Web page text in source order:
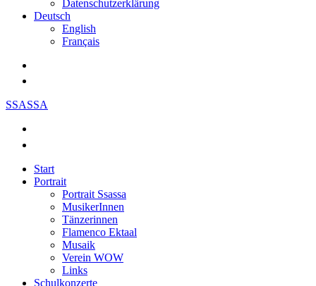
Datenschutzerklärung
Deutsch
English
Français
SSASSA
Start
Portrait
Portrait Ssassa
MusikerInnen
Tänzerinnen
Flamenco Ektaal
Musaik
Verein WOW
Links
Schulkonzerte